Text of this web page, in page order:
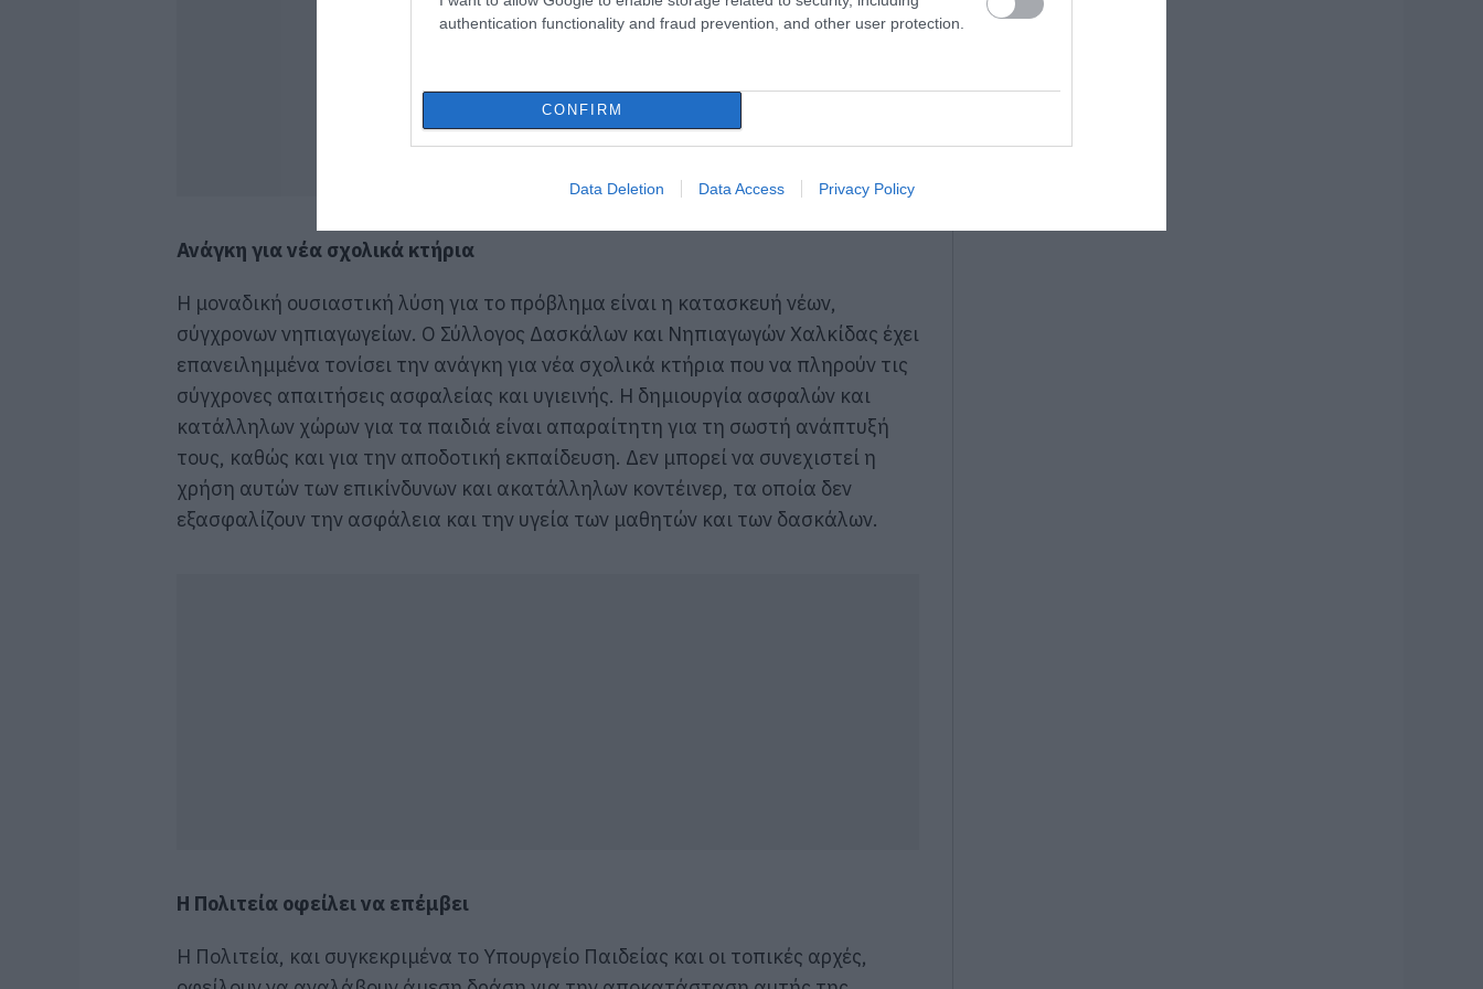
authentication functionality and fraud prevention, and other user protection.
CONFIRM
Data Deletion Data Access Privacy Policy
Ανάγκη για νέα σχολικά κτήρια
Η μοναδική ουσιαστική λύση για το πρόβλημα είναι η κατασκευή νέων,
σύγχρονων νηπιαγωγείων. Ο Σύλλογος Δασκάλων και Νηπιαγωγών Χαλκίδας έχει
επανειλημμένα τονίσει την ανάγκη για νέα σχολικά κτήρια που να πληρούν τις
σύγχρονες απαιτήσεις ασφαλείας και υγιεινής. Η δημιουργία ασφαλών και
κατάλληλων χώρων για τα παιδιά είναι απαραίτητη για τη σωστή ανάπτυξή
τους, καθώς και για την αποδοτική εκπαίδευση. Δεν μπορεί να συνεχιστεί η
χρήση αυτών των επικίνδυνων και ακατάλληλων κοντέινερ, τα οποία δεν
εξασφαλίζουν την ασφάλεια και την υγεία των μαθητών και των δασκάλων.
Η Πολιτεία οφείλει να επέμβει
Η Πολιτεία, και συγκεκριμένα το Υπουργείο Παιδείας και οι τοπικές αρχές,